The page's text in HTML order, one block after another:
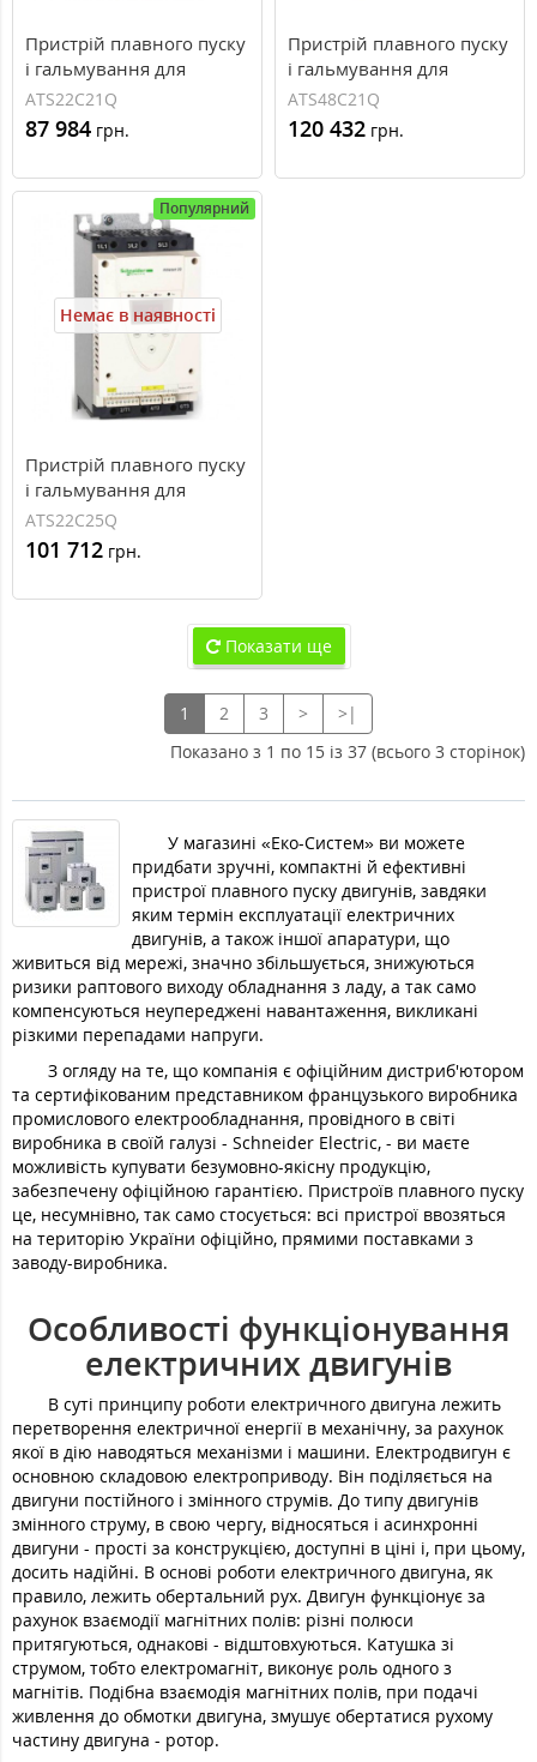
Пристрій плавного пуску
і гальмування для
асинхронного двигуна
110 кВт Schneider Electric
Altistart 22 ATS22C21Q
ATS22C21Q
87 984 грн.
Пристрій плавного пуску
і гальмування для
асинхронного двигуна
110 кВт Schneider Electric
Altistart 48 ATS48C21Q
ATS48C21Q
120 432 грн.
Популярний
Немає в наявності
Пристрій плавного пуску
і гальмування для
асинхронного двигуна
132 кВт Schneider Electric
Altistart 22 ATS22C25Q
ATS22C25Q
101 712 грн.
Показати ще
1 2 3 >
>|
Показано з 1 по 15 із 37 (всього 3 сторінок)
У магазині «Еко-Систем» ви можете
придбати зручні, компактні й ефективні
пристрої плавного пуску двигунів, завдяки
яким термін експлуатації електричних
двигунів, а також іншої апаратури, що
живиться від мережі, значно збільшується, знижуються
ризики раптового виходу обладнання з ладу, а так само
компенсуються неупереджені навантаження, викликані
різкими перепадами напруги.
З огляду на те, що компанія є офіційним дистриб'ютором
та сертифікованим представником французького виробника
промислового електрообладнання, провідного в світі
виробника в своїй галузі - Schneider Electric, - ви маєте
можливість купувати безумовно-якісну продукцію,
забезпечену офіційною гарантією. Пристроїв плавного пуску
це, несумнівно, так само стосується: всі пристрої ввозяться
на територію України офіційно, прямими поставками з
заводу-виробника.
Особливості функціонування
електричних двигунів
В суті принципу роботи електричного двигуна лежить
перетворення електричної енергії в механічну, за рахунок
якої в дію наводяться механізми і машини. Електродвигун є
основною складовою електроприводу. Він поділяється на
двигуни постійного і змінного струмів. До типу двигунів
змінного струму, в свою чергу, відносяться і асинхронні
двигуни - прості за конструкцією, доступні в ціні і, при цьому,
досить надійні. В основі роботи електричного двигуна, як
правило, лежить обертальний рух. Двигун функціонує за
рахунок взаємодії магнітних полів: різні полюси
притягуються, однакові - відштовхуються. Катушка зі
струмом, тобто електромагніт, виконує роль одного з
магнітів. Подібна взаємодія магнітних полів, при подачі
живлення до обмотки двигуна, змушує обертатися рухому
частину двигуна - ротор.